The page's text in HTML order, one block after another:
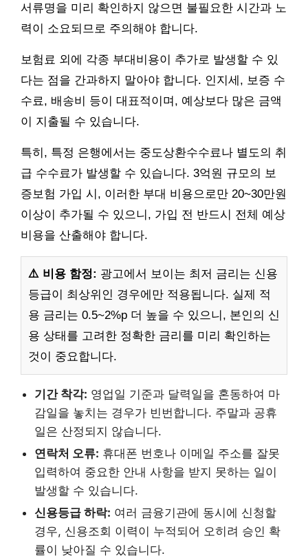
서류명을 미리 확인하지 않으면 불필요한 시간과 노
력이 소요되므로 주의해야 합니다.
보험료 외에 각종 부대비용이 추가로 발생할 수 있
다는 점을 간과하지 말아야 합니다. 인지세, 보증 수
수료, 배송비 등이 대표적이며, 예상보다 많은 금액
이 지출될 수 있습니다.
특히, 특정 은행에서는 중도상환수수료나 별도의 취
급 수수료가 발생할 수 있습니다. 3억원 규모의 보
증보험 가입 시, 이러한 부대 비용으로만 20~30만원
이상이 추가될 수 있으니, 가입 전 반드시 전체 예상
비용을 산출해야 합니다.
⚠️ 비용 함정: 광고에서 보이는 최저 금리는 신용
등급이 최상위인 경우에만 적용됩니다. 실제 적
용 금리는 0.5~2%p 더 높을 수 있으니, 본인의 신
용 상태를 고려한 정확한 금리를 미리 확인하는
것이 중요합니다.
기간 착각: 영업일 기준과 달력일을 혼동하여 마
감일을 놓치는 경우가 빈번합니다. 주말과 공휴
일은 산정되지 않습니다.
연락처 오류: 휴대폰 번호나 이메일 주소를 잘못
입력하여 중요한 안내 사항을 받지 못하는 일이
발생할 수 있습니다.
신용등급 하락: 여러 금융기관에 동시에 신청할
경우, 신용조회 이력이 누적되어 오히려 승인 확
률이 낮아질 수 있습니다.